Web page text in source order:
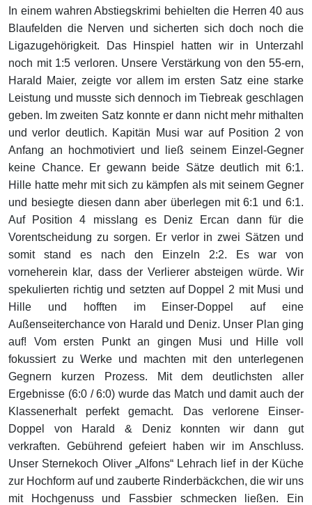
In einem wahren Abstiegskrimi behielten die Herren 40 aus
Blaufelden die Nerven und sicherten sich doch noch die
Ligazugehörigkeit. Das Hinspiel hatten wir in Unterzahl
noch mit 1:5 verloren. Unsere Verstärkung von den 55-ern,
Harald Maier, zeigte vor allem im ersten Satz eine starke
Leistung und musste sich dennoch im Tiebreak geschlagen
geben. Im zweiten Satz konnte er dann nicht mehr mithalten
und verlor deutlich. Kapitän Musi war auf Position 2 von
Anfang an hochmotiviert und ließ seinem Einzel-Gegner
keine Chance. Er gewann beide Sätze deutlich mit 6:1.
Hille hatte mehr mit sich zu kämpfen als mit seinem Gegner
und besiegte diesen dann aber überlegen mit 6:1 und 6:1.
Auf Position 4 misslang es Deniz Ercan dann für die
Vorentscheidung zu sorgen. Er verlor in zwei Sätzen und
somit stand es nach den Einzeln 2:2. Es war von
vorneherein klar, dass der Verlierer absteigen würde. Wir
spekulierten richtig und setzten auf Doppel 2 mit Musi und
Hille und hofften im Einser-Doppel auf eine
Außenseiterchance von Harald und Deniz. Unser Plan ging
auf! Vom ersten Punkt an gingen Musi und Hille voll
fokussiert zu Werke und machten mit den unterlegenen
Gegnern kurzen Prozess. Mit dem deutlichsten aller
Ergebnisse (6:0 / 6:0) wurde das Match und damit auch der
Klassenerhalt perfekt gemacht. Das verlorene Einser-
Doppel von Harald & Deniz konnten wir dann gut
verkraften. Gebührend gefeiert haben wir im Anschluss.
Unser Sternekoch Oliver „Alfons“ Lehrach lief in der Küche
zur Hochform auf und zauberte Rinderbäckchen, die wir uns
mit Hochgenuss und Fassbier schmecken ließen. Ein